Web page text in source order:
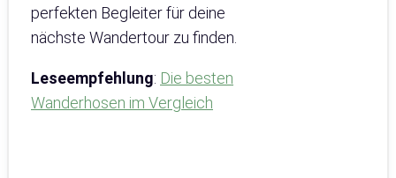
perfekten Begleiter für deine
nächste Wandertour zu finden.
Leseempfehlung: Die besten
Wanderhosen im Vergleich